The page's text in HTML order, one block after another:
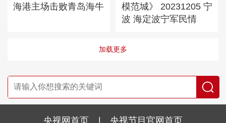
海港主场击败青岛海牛
模范城》 20231205 宁
波 海定波宁军民情
加载更多
央视网首页 | 央视节目官网首页